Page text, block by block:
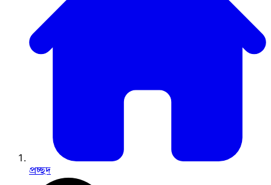
প্রচ্ছদ